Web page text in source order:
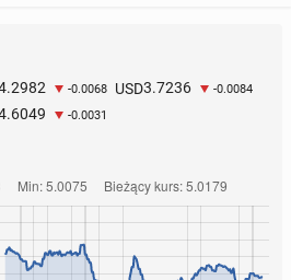
-0.0068 USD3.7236 -0.0084
-0.0031